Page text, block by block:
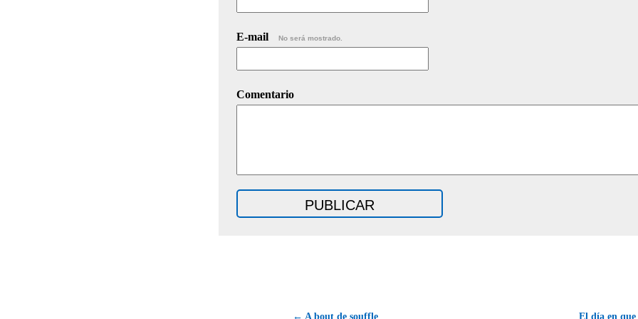
E-mail No será mostrado.
Comentario
← A bout de souffle El día en